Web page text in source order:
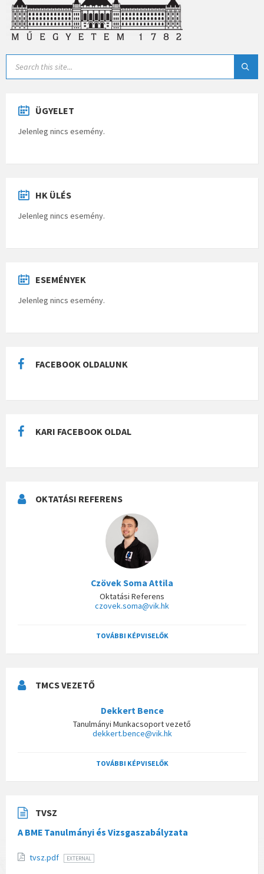
ÜGYELET
Jelenleg nincs esemény.
HK ÜLÉS
Jelenleg nincs esemény.
ESEMÉNYEK
Jelenleg nincs esemény.
FACEBOOK OLDALUNK
KARI FACEBOOK OLDAL
OKTATÁSI REFERENS
Czövek Soma Attila
Oktatási Referens
czovek.soma@vik.hk
TOVÁBBI KÉPVISELŐK
TMCS VEZETŐ
Dekkert Bence
Tanulmányi Munkacsoport vezető
dekkert.bence@vik.hk
TOVÁBBI KÉPVISELŐK
TVSZ
A BME Tanulmányi és Vizsgaszabályzata
tvsz.pdf EXTERNAL